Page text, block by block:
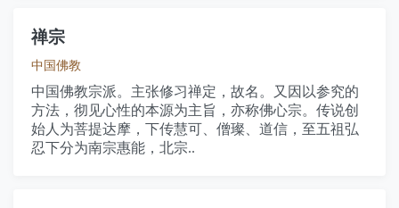
禅宗
中国佛教
中国佛教宗派。主张修习禅定，故名。又因以参究的
方法，彻见心性的本源为主旨，亦称佛心宗。传说创
始人为菩提达摩，下传慧可、僧璨、道信，至五祖弘
忍下分为南宗惠能，北宗..